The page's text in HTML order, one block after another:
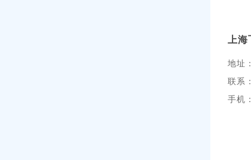
上海
地址：
联系：
手机：